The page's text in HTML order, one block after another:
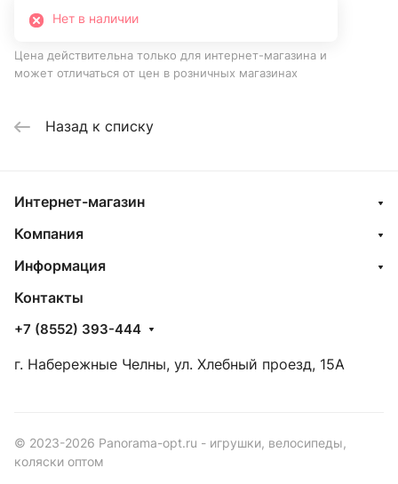
Нет в наличии
Цена действительна только для интернет-магазина и
может отличаться от цен в розничных магазинах
Назад к списку
Интернет-магазин
Компания
Информация
Контакты
+7 (8552) 393-444
г. Набережные Челны, ул. Хлебный проезд, 15А
© 2023-2026 Panorama-opt.ru - игрушки, велосипеды,
коляски оптом